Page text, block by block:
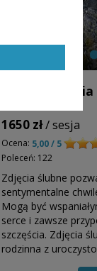
Michał -
1650 zł/ sesja
Ocena: 5,00 / 5
Poleceń: 122
Zdjęcia ślubne
sentymentalne
Mogą być
serce i zawsze
szczęścia. Zdjęcia
rodzinna z